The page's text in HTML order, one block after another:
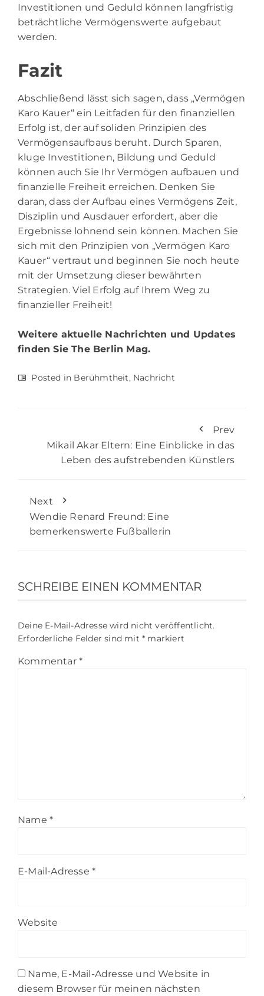
Investitionen und Geduld können langfristig
beträchtliche Vermögenswerte aufgebaut
werden.
Fazit
Abschließend lässt sich sagen, dass „Vermögen
Karo Kauer“ ein Leitfaden für den finanziellen
Erfolg ist, der auf soliden Prinzipien des
Vermögensaufbaus beruht. Durch Sparen,
kluge Investitionen, Bildung und Geduld
können auch Sie Ihr Vermögen aufbauen und
finanzielle Freiheit erreichen. Denken Sie
daran, dass der Aufbau eines Vermögens Zeit,
Disziplin und Ausdauer erfordert, aber die
Ergebnisse lohnend sein können. Machen Sie
sich mit den Prinzipien von „Vermögen Karo
Kauer“ vertraut und beginnen Sie noch heute
mit der Umsetzung dieser bewährten
Strategien. Viel Erfolg auf Ihrem Weg zu
finanzieller Freiheit!
Weitere aktuelle Nachrichten und Updates
finden SieThe Berlin Mag.
Posted in Berühmtheit, Nachricht
Prev
Mikail Akar Eltern: Eine Einblicke in das
Leben des aufstrebenden Künstlers
Next
Wendie Renard Freund: Eine
bemerkenswerte Fußballerin
SCHREIBE EINEN KOMMENTAR
Deine E-Mail-Adresse wird nicht veröffentlicht.
Erforderliche Felder sind mit * markiert
Kommentar *
Name *
E-Mail-Adresse *
Website
Name, E-Mail-Adresse und Website in
diesem Browser für meinen nächsten